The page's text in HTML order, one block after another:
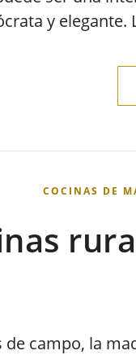
y elegante.
COCINAS DE
de campo, la